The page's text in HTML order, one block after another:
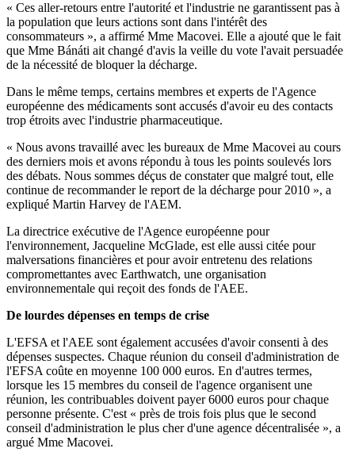
« Ces aller-retours entre l'autorité et l'industrie ne garantissent pas à
la population que leurs actions sont dans l'intérêt des
consommateurs », a affirmé Mme Macovei. Elle a ajouté que le fait
que Mme Bánáti ait changé d'avis la veille du vote l'avait persuadée
de la nécessité de bloquer la décharge.
Dans le même temps, certains membres et experts de l'Agence
européenne des médicaments sont accusés d'avoir eu des contacts
trop étroits avec l'industrie pharmaceutique.
« Nous avons travaillé avec les bureaux de Mme Macovei au cours
des derniers mois et avons répondu à tous les points soulevés lors
des débats. Nous sommes déçus de constater que malgré tout, elle
continue de recommander le report de la décharge pour 2010 », a
expliqué Martin Harvey de l'AEM.
La directrice exécutive de l'Agence européenne pour
l'environnement, Jacqueline McGlade, est elle aussi citée pour
malversations financières et pour avoir entretenu des relations
compromettantes avec Earthwatch, une organisation
environnementale qui reçoit des fonds de l'AEE.
De lourdes dépenses en temps de crise
L'EFSA et l'AEE sont également accusées d'avoir consenti à des
dépenses suspectes. Chaque réunion du conseil d'administration de
l'EFSA coûte en moyenne 100 000 euros. En d'autres termes,
lorsque les 15 membres du conseil de l'agence organisent une
réunion, les contribuables doivent payer 6000 euros pour chaque
personne présente. C'est « près de trois fois plus que le second
conseil d'administration le plus cher d'une agence décentralisée », a
argué Mme Macovei.